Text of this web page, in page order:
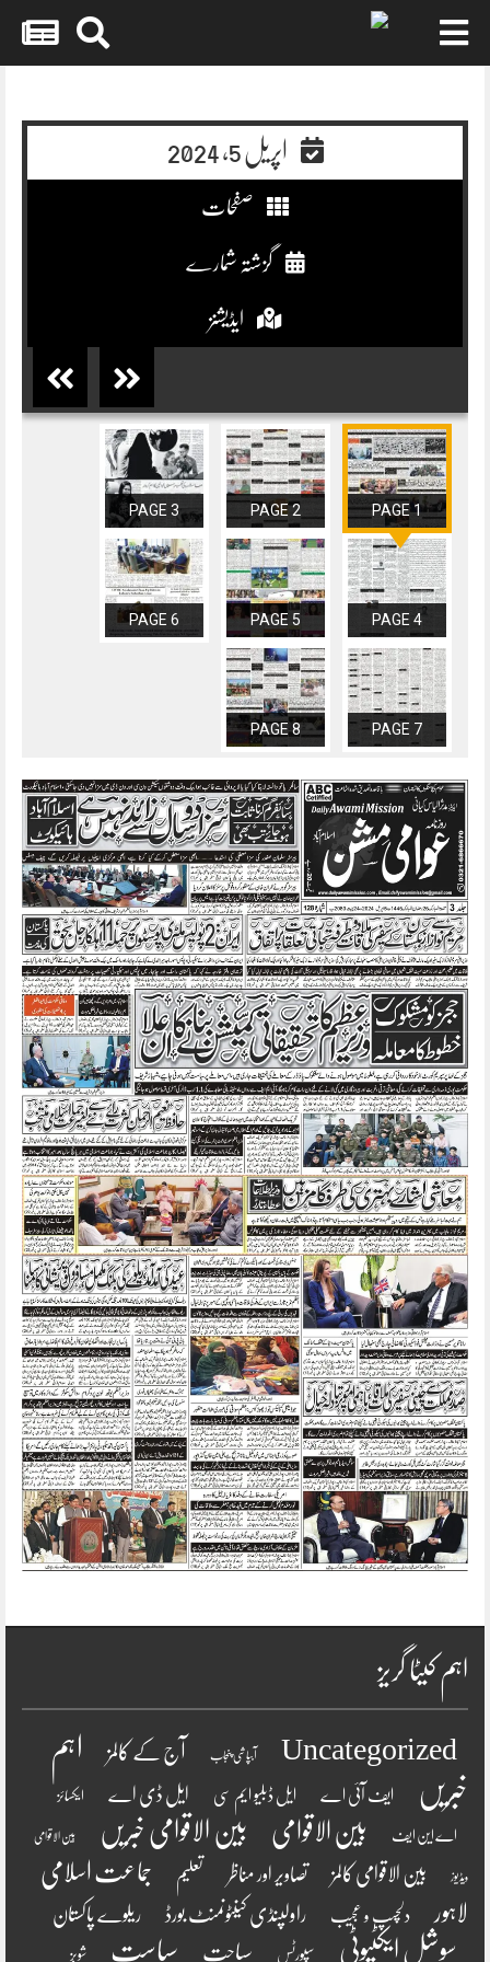
اپریل 5, 2024
صفحات
گزشتہ شمارے
ایڈیشنز
PAGE 1
PAGE 2
PAGE 3
PAGE 4
PAGE 5
PAGE 6
PAGE 7
PAGE 8
اہم کیٹا گریز
Uncategorized آبپاشی پنجاب آج کے کالمز
اہم
خبریں
ایف آئی اے ایل ڈبلیو ایم سی ایل ڈی اے ایکسائز
اے این ایف بین الاقوامی بین الاقوامی خبریں بین الاقوامی
ویڈیوز بین الاقوامی کالمز تصاویر اور مناظر تعلیم
جماعت اسلامی
لاہور
دلچسپ و عجیب راولپنڈی کینٹونمنٹ بورڈ ریلوے پاکستان
سوشل ایکٹیوٹی سپورٹس سیاحت سیاست شوبز